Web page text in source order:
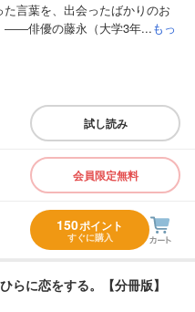
た言葉を、出会ったばかりのお
――俳優の藤永（大学3年...もっ
試し読み
会員限定無料
150ポイント
すぐに購入
らに恋をする。【分冊版】